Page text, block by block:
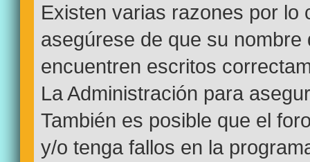
Existen varias razones por lo
asegúrese de que su
encuentren escritos
La Administración para
También es posible que el
y/o tenga fallos en la